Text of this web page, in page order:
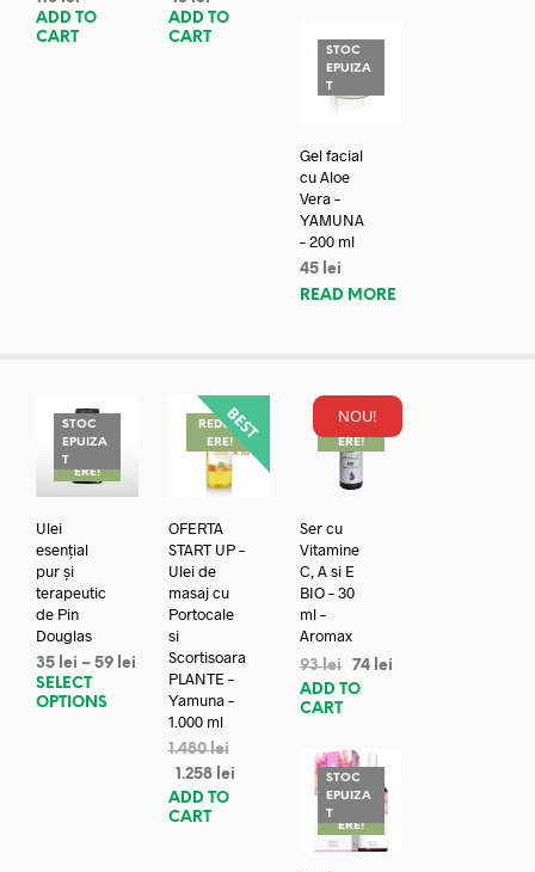
ADD TO
CART
ADD TO
CART
STOC
EPUIZA
T
Gel facial
cu Aloe
Vera –
YAMUNA
– 200 ml
45 lei
READ MORE
STOC
EPUIZA
TREDUC
ERE!
Ulei
esențial
pur și
terapeutic
de Pin
Douglas
35 lei – 59 lei
SELECT
OPTIONS
REDUC
ERE!
OFERTA
START UP –
Ulei de
masaj cu
Portocale
si
Scortisoara
PLANTE –
Yamuna –
1.000 ml
1.480lei
1.258 lei
ADD TO
CART
NOU!
REDUC
ERE!
Ser cu
Vitamine
C, A si E
BIO – 30
ml –
Aromax
93lei 74 lei
ADD TO
CART
STOC
EPUIZA
TREDUC
ERE!